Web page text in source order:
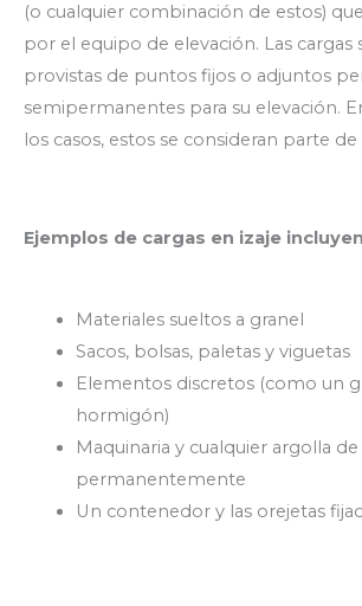
(o cualquier combinación de estos)
por el equipo de elevación. Las cargas
provistas de puntos fijos o adjuntos
semipermanentes para su elevación.
los casos, estos se consideran parte de
Ejemplos de cargas en izaje
Materiales sueltos a granel
Sacos, bolsas, paletas y viguetas
Elementos discretos (como un
hormigón)
Maquinaria y cualquier argolla
permanentemente
Un contenedor y las orejetas